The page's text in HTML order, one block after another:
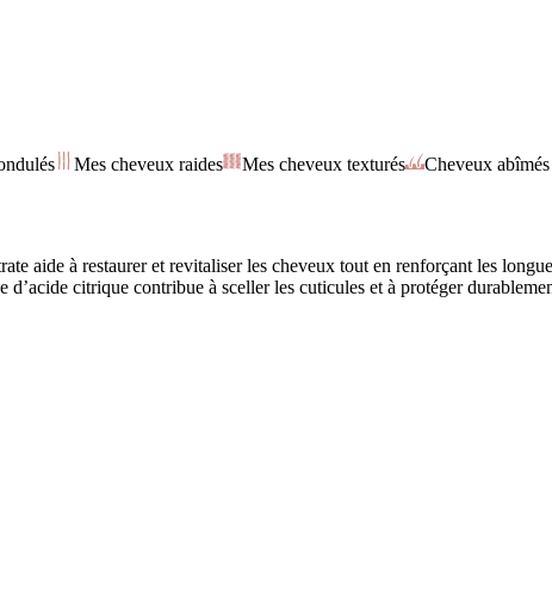
Mes cheveux raides Mes cheveux texturés Cheveux abîmés
aide à restaurer et revitaliser les cheveux tout en renforçant les
d’acide citrique contribue à sceller les cuticules et à protéger